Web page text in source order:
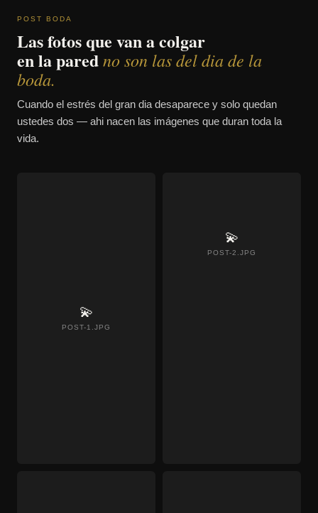
POST BODA
Las fotos que van a colgar
en la paredno son las del dia de la
boda.
Cuando el estrés del gran dia desaparece y solo quedan
ustedes dos — ahi nacen las imágenes que duran toda la
vida.
💫
POST-1.JPG
💫
POST-2.JPG